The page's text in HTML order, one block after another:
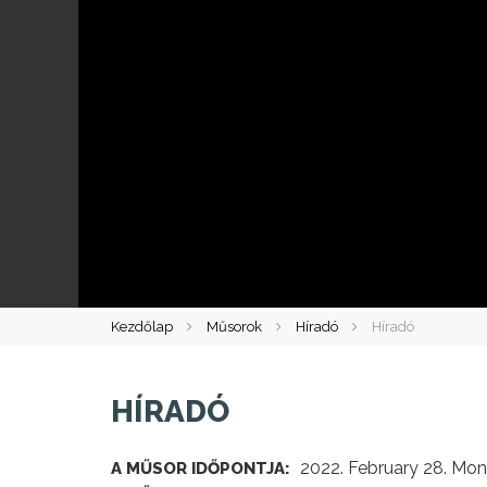
Kezdőlap Műsorok Híradó Híradó
HÍRADÓ
A MŰSOR IDŐPONTJA: 2022. February 28.